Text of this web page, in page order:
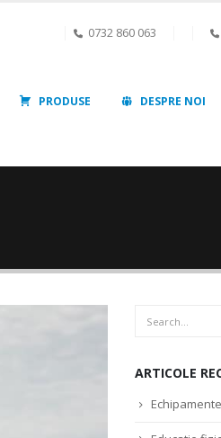
0732 860 063
PRODUSE DESPRE NOI
ARTICOLE